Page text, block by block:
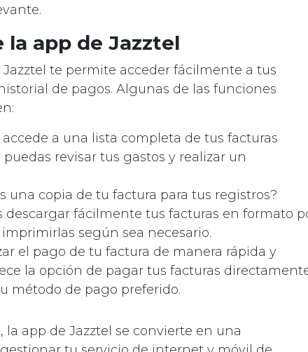
la app de Jazztel
te permite acceder fácilmente a tus
de pagos. Algunas de las funciones
accede a una lista completa de tus facturas
revisar tus gastos y realizar un
una copia de tu factura para tus registros?
descargar fácilmente tus facturas en formato
según sea necesario.
el pago de tu factura de manera rápida y
la opción de pagar tus facturas
método de pago preferido.
la app de Jazztel se convierte en una